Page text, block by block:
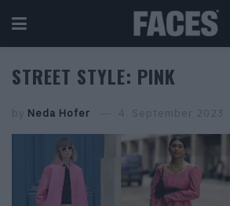
STREET STYLE: PINK
by Neda Hofer 4. September 2023